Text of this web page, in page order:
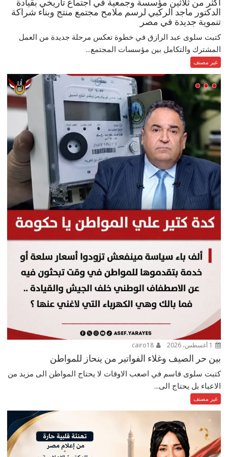
الدكتور ماجد الركبي لرسم ملامح مجتمع منتج وبناء شراكة
تنموية جديدة في مصر
كتبت سلوى عبد الرازق في خطوة تعكس مرحلة جديدة من العمل
المشترك والتكامل بين مؤسسات المجتمع...
غير مصنف
cairo18
بين حر الصيف وغلاء الفواتير من ينحاز للمواطن
كتبت سلوى قاسم في اصعب الاوقات لا يحتاج المواطن الى مزيد من
الاعباء بل يحتاج الى...
غير مصنف